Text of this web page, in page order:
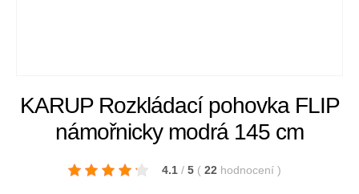
KARUP Rozkládací pohovka FLIP
námořnicky modrá 145 cm
4.1 / 5 ( 22 hodnocení )